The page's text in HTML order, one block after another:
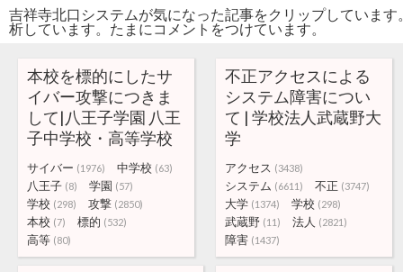
吉祥寺北口システムが気になった記事をクリップしていま
析しています。たまにコメントをつけています。
本校を標的にしたサ
イバー攻撃につきま
して|八王子学園 八王
子中学校・高等学校
サイバー (1976) 中学校 (63)
八王子 (8) 学園 (57)
学校 (298) 攻撃 (2850)
本校 (7) 標的 (532)
高等 (80)
不正アクセスによる
システム障害につい
て | 学校法人武蔵野大
学
アクセス (3438)
システム (6611) 不正 (3747)
大学 (1374) 学校 (298)
武蔵野 (11) 法人 (2821)
障害 (1437)